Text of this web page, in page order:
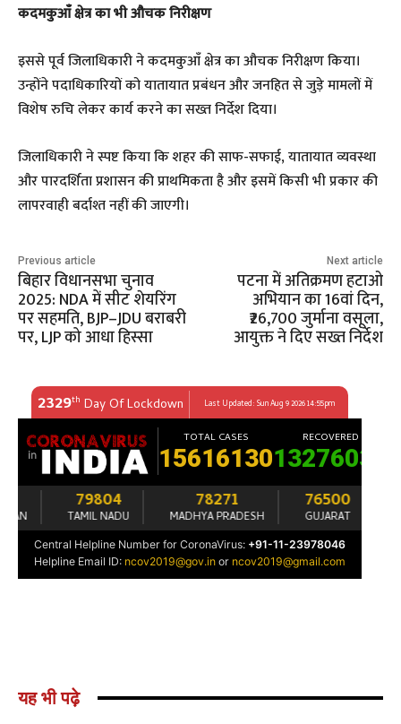
कदमकुआँ क्षेत्र का भी औचक निरीक्षण
इससे पूर्व जिलाधिकारी ने कदमकुआँ क्षेत्र का औचक निरीक्षण किया।
उन्होंने पदाधिकारियों को यातायात प्रबंधन और जनहित से जुड़े मामलों में
विशेष रुचि लेकर कार्य करने का सख्त निर्देश दिया।
जिलाधिकारी ने स्पष्ट किया कि शहर की साफ-सफाई, यातायात व्यवस्था
और पारदर्शिता प्रशासन की प्राथमिकता है और इसमें किसी भी प्रकार की
लापरवाही बर्दाश्त नहीं की जाएगी।
Previous article
बिहार विधानसभा चुनाव
2025: NDA में सीट शेयरिंग
पर सहमति, BJP–JDU बराबरी
पर, LJP को आधा हिस्सा
Next article
पटना में अतिक्रमण हटाओ
अभियान का 16वां दिन,
₹26,700 जुर्माना वसूला,
आयुक्त ने दिए सख्त निर्देश
यह भी पढ़े